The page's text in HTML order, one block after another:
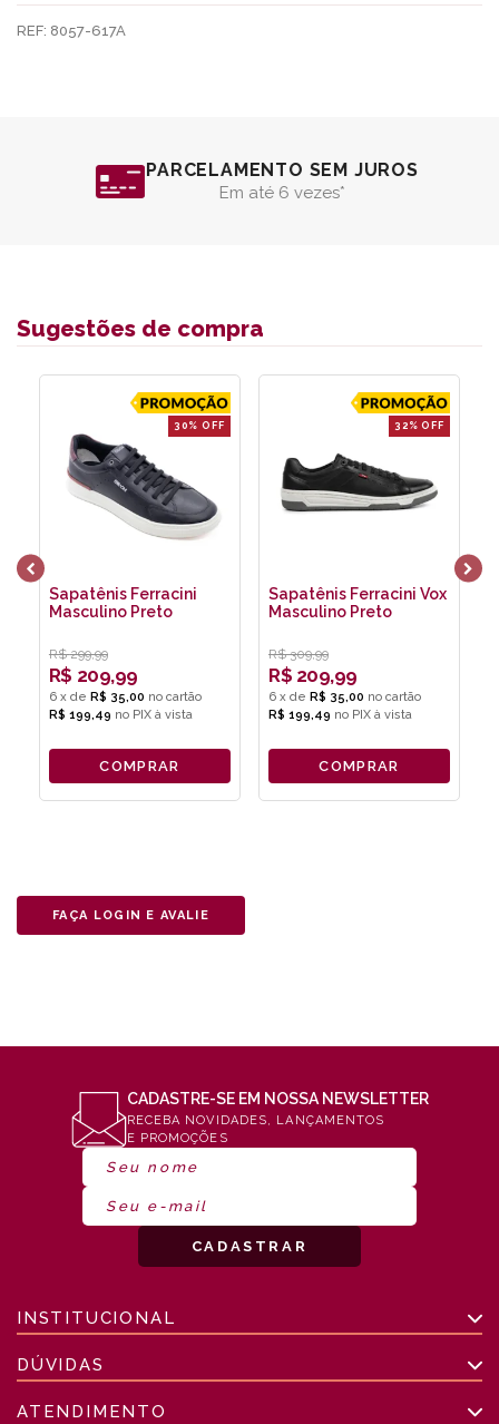
REF: 8057-617A
PARCELAMENTO SEM JUROS
Em até 6 vezes*
Sugestões de compra
30% OFF
Sapatênis Ferracini
Masculino Preto
R$ 299,99
R$ 209,99
6 x de R$ 35,00
R$ 199,49 no PIX
COMPRAR
32% OFF
Sapatênis Ferracini Vox
Masculino Preto
R$ 309,99
R$ 209,99
6 x de R$ 35,00
R$ 199,49 no PIX
COMPRAR
FAÇA LOGIN E AVALIE
CADASTRE-SE EM NOSSA NEWSLETTER
RECEBA NOVIDADES, LANÇAMENTOS
E PROMOÇÕES
INSTITUCIONAL
DÚVIDAS
ATENDIMENTO